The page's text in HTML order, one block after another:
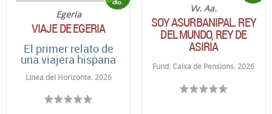
Egeria
VIAJE DE EGERIA
El primer relato de
una viajera hispana
Línea del Horizonte. 2026
Vv. Aa.
SOY ASURBANIPAL. REY
DEL MUNDO, REY DE
ASIRIA
Fund. Caixa de Pensions. 2026